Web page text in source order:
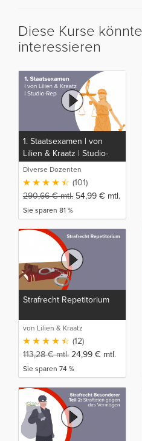
Diese Kurse
interessieren
1. Staatsexamen | von
Lilien & Kraatz | Studio-
Rep
Diverse Dozenten
(101)
290,66€mtl. 54,99 € mtl.
Sie sparen 81 %
Strafrecht Repetitorium
von Lilien & Kraatz
(12)
113,28€mtl. 24,99 € mtl.
Sie sparen 74 %